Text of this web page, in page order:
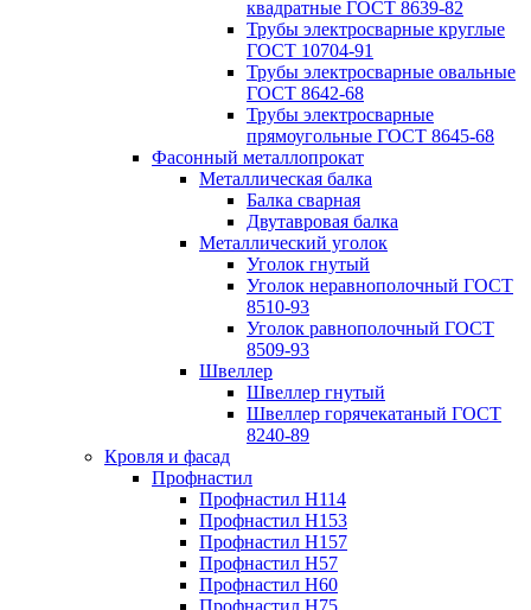
квадратные ГОСТ 8639-82
Трубы электросварные круглые
ГОСТ 10704-91
Трубы электросварные овальные
ГОСТ 8642-68
Трубы электросварные
прямоугольные ГОСТ 8645-68
Фасонный металлопрокат
Металлическая балка
Балка сварная
Двутавровая балка
Металлический уголок
Уголок гнутый
Уголок неравнополочный ГОСТ
8510-93
Уголок равнополочный ГОСТ
8509-93
Швеллер
Швеллер гнутый
Швеллер горячекатаный ГОСТ
8240-89
Кровля и фасад
Профнастил
Профнастил Н114
Профнастил Н153
Профнастил Н157
Профнастил Н57
Профнастил Н60
Профнастил Н75